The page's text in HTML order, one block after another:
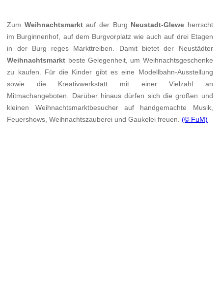
Zum Weihnachtsmarktauf der Burg Neustadt-Glewe herrscht
im Burginnenhof, auf dem Burgvorplatz wie auch auf drei Etagen
in der Burg reges Markttreiben. Damit bietet der Neustädter
Weihnachtsmarkt beste Gelegenheit, um Weihnachtsgeschenke
zu kaufen. Für die Kinder gibt es eine Modellbahn-Ausstellung
sowie die Kreativwerkstatt mit einer Vielzahl an
Mitmachangeboten. Darüber hinaus dürfen sich die großen und
kleinen Weihnachtsmarktbesucher auf handgemachte Musik,
Feuershows, Weihnachtszauberei und Gaukelei freuen.(© FuM)